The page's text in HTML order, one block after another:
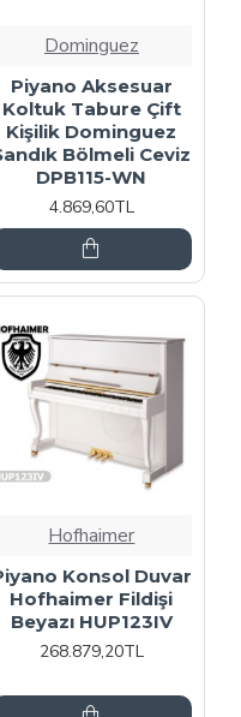
Dominguez
Piyano Aksesuar
Koltuk Tabure Çift
Kişilik Dominguez
Bölmeli Ceviz
DPB115-WN
4.869,60TL
Hofhaimer
Konsol Duvar
Hofhaimer Fildişi
Beyazı HUP123IV
268.879,20TL